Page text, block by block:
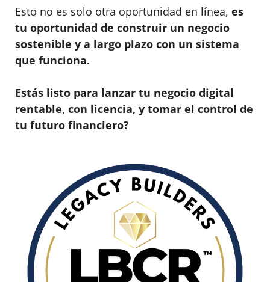
Esto no es solo otra oportunidad en línea, es
tu oportunidad de construir un negocio
sostenible y a largo plazo con un sistema
que funciona.
Estás listo para lanzar tu negocio digital
rentable, con licencia, y tomar el control de
tu futuro financiero?